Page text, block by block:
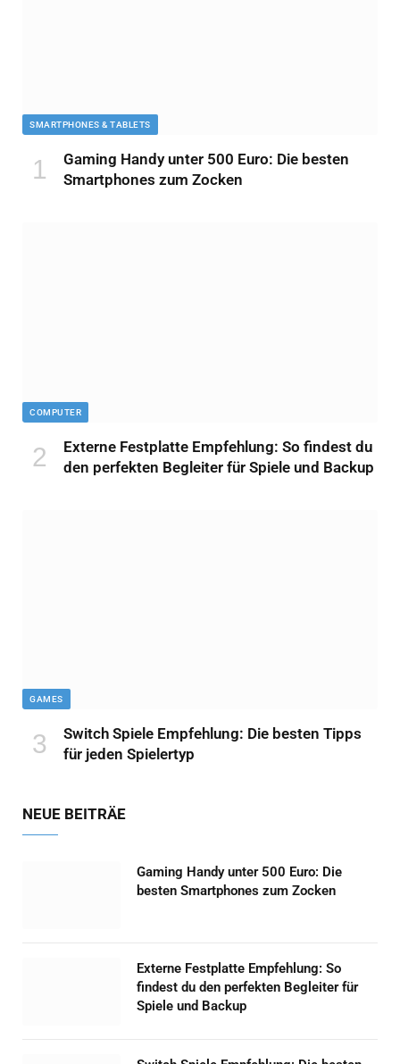
SMARTPHONES & TABLETS
Gaming Handy unter 500 Euro: Die besten
Smartphones zum Zocken
COMPUTER
Externe Festplatte Empfehlung: So findest du
den perfekten Begleiter für Spiele und Backup
GAMES
Switch Spiele Empfehlung: Die besten Tipps
für jeden Spielertyp
NEUE BEITRÄE
Gaming Handy unter 500 Euro: Die
besten Smartphones zum Zocken
Externe Festplatte Empfehlung: So
findest du den perfekten Begleiter für
Spiele und Backup